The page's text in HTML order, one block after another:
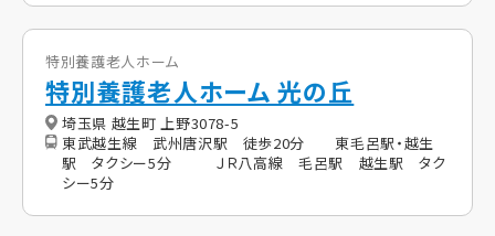
特別養護老人ホーム
特別養護老人ホーム 光の丘
埼玉県 越生町 上野3078-5
東武越生線 武州唐沢駅 徒歩20分 東毛呂駅・越生
駅 タクシー5分 ＪＲ八高線 毛呂駅 越生駅 タク
シー5分